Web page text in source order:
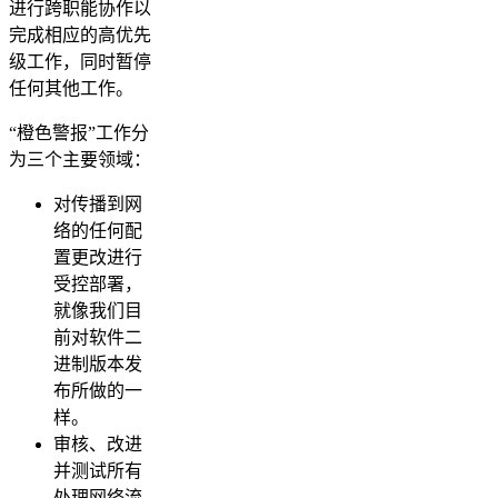
进行跨职能协作以
完成相应的高优先
级工作，同时暂停
任何其他工作。
“橙色警报”工作分
为三个主要领域：
对传播到网
络的任何配
置更改进行
受控部署，
就像我们目
前对软件二
进制版本发
布所做的一
样。
审核、改进
并测试所有